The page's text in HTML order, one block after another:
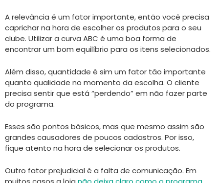
A relevância é um fator importante, então você precisa
caprichar na hora de escolher os produtos para o seu
clube. Utilizar a curva ABC é uma boa forma de
encontrar um bom equilíbrio para os itens selecionados.
Além disso, quantidade é sim um fator tão importante
quanto qualidade no momento da escolha. O cliente
precisa sentir que está “perdendo” em não fazer parte
do programa.
Esses são pontos básicos, mas que mesmo assim são
grandes causadores de poucos cadastros. Por isso,
fique atento na hora de selecionar os produtos.
Outro fator prejudicial é a falta de comunicação. Em